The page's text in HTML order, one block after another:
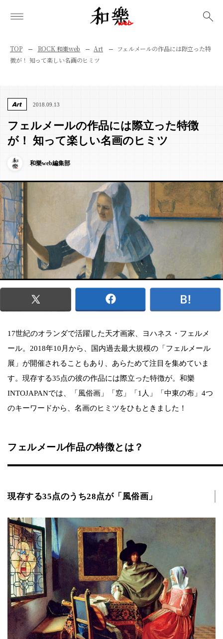
TOP ROCK 和樂web Art
フェルメールの作品には際立った特
徴が！ 知って楽しい名画のヒミツ
Art 2018.09.13
フェルメールの作品には際立った特徴
が！ 知って楽しい名画のヒミツ
和樂web編集部
17世紀のオランダで活躍した天才画家、ヨハネス・フェルメ
ール。2018年10月から、国内過去最大規模の「フェルメール
展」が開催されることもあり、あらためて注目を集めていま
す。現存する35点の彼の作品には際立った特徴が。和樂
INTOJAPANでは、「風俗画」「窓」「1人」「中東の布」4つ
のキーワードから、名画のヒミツをひもときました！
フェルメール作品の特徴とは？
現存する35点のうち28点が「風俗画」